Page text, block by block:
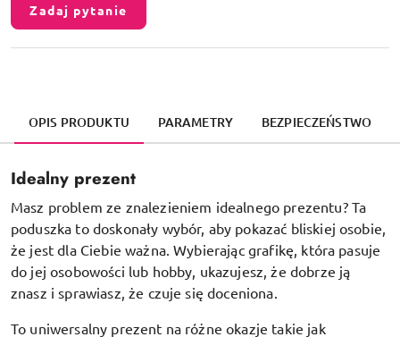
Zadaj pytanie
OPIS PRODUKTU PARAMETRY BEZPIECZEŃSTWO
Idealny prezent
Masz problem ze znalezieniem idealnego prezentu? Ta
poduszka to doskonały wybór, aby pokazać bliskiej osobie,
że jest dla Ciebie ważna. Wybierając grafikę, która pasuje
do jej osobowości lub hobby, ukazujesz, że dobrze ją
znasz i sprawiasz, że czuje się doceniona.
To uniwersalny prezent na różne okazje takie jak